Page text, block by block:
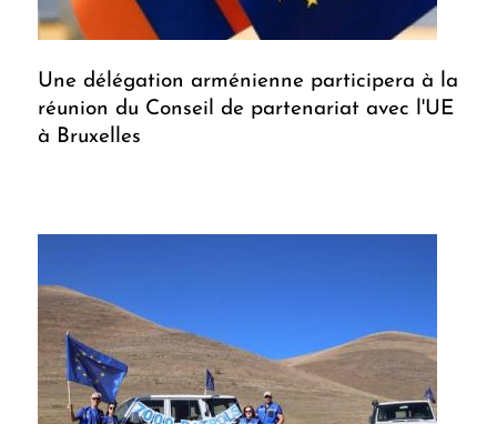
Une délégation arménienne participera à la
réunion du Conseil de partenariat avec l'UE
à Bruxelles